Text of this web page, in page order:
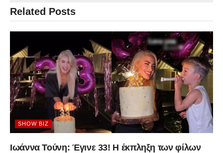
Related Posts
SHOW BIZ
Ιωάννα Τούνη: Έγινε 33! Η έκπληξη των φίλων